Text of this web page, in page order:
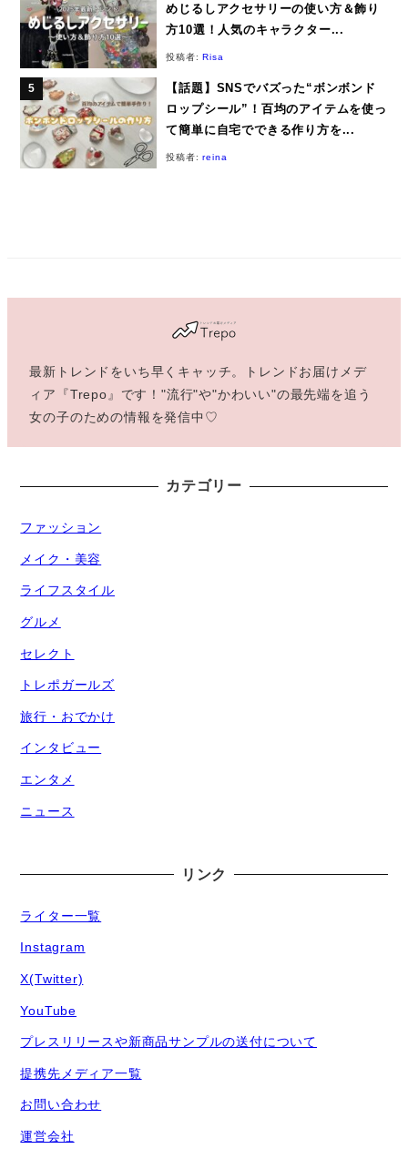
めじるしアクセサリーの使い方＆飾り
方10選！人気のキャラクター...
投稿者:Risa
【話題】SNSでバズった“ボンボンド
ロップシール”！百均のアイテムを使っ
て簡単に自宅でできる作り方を...
投稿者:reina
最新トレンドをいち早くキャッチ。トレンドお届けメデ
ィア『Trepo』です！"流行"や"かわいい"の最先端を追う
女の子のための情報を発信中♡
カテゴリー
ファッション
メイク・美容
ライフスタイル
グルメ
セレクト
トレポガールズ
旅行・おでかけ
インタビュー
エンタメ
ニュース
リンク
ライター一覧
Instagram
X(Twitter)
YouTube
プレスリリースや新商品サンプルの送付について
提携先メディア一覧
お問い合わせ
運営会社